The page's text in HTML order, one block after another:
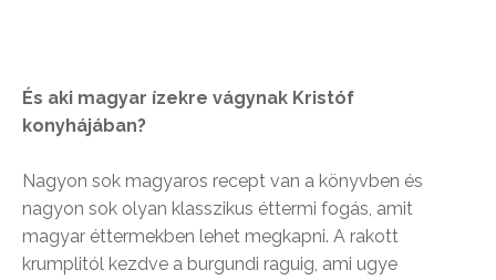
És aki magyar ízekre vágynak Kristóf
konyhájában?
Nagyon sok magyaros recept van a könyvben és
nagyon sok olyan klasszikus éttermi fogás, amit
magyar éttermekben lehet megkapni. A rakott
krumplitól kezdve a burgundi raguig, ami ugye